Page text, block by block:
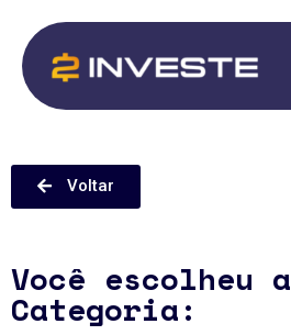
Voltar
Você escolheu a
Categoria: